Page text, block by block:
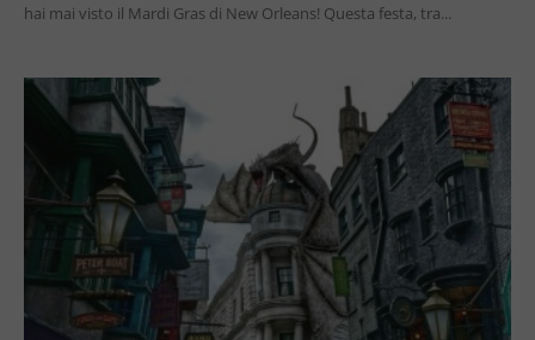
hai mai visto il Mardi Gras di New Orleans! Questa festa, tra...